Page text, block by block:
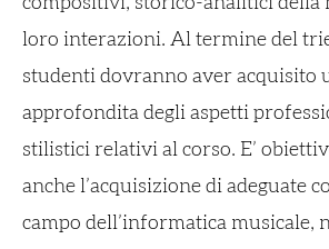
loro interazioni. Al termine del
studenti dovranno aver acquisito
approfondita degli aspetti
stilistici relativi al corso. E’
anche l’acquisizione di adeguate
campo dell’informatica musicale,